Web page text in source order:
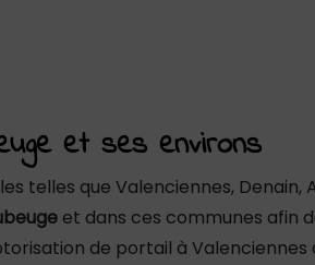
et ses environs
telles que Valenciennes, Denain,
et dans ces communes afin
de portail à